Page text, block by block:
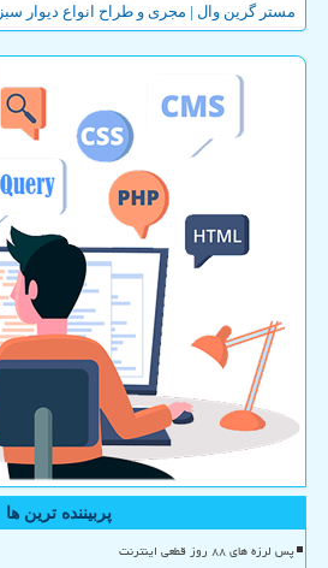
مستر گرین وال | مجری و طراح انواع دیوار سبز
پربیننده ترین ها
پس لرزه های ۸۸ روز قطعی اینترنت